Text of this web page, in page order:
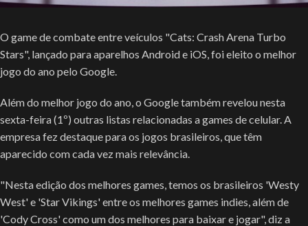
O game de combate entre veículos "Cats: Crash Arena Turbo
Stars", lançado para aparelhos Android e iOS, foi eleito o melhor
jogo do ano pelo Google.
Além do melhor jogo do ano, o Google também revelou nesta
sexta-feira (1º) outras listas relacionadas a games de celular. A
empresa fez destaque para os jogos brasileiros, que têm
aparecido com cada vez mais relevância.
"Nesta edição dos melhores games, temos os brasileiros 'Westy
West' e 'Star Vikings' entre os melhores games indies, além de
'Cody Cross' como um dos melhores para baixar e jogar", diz a